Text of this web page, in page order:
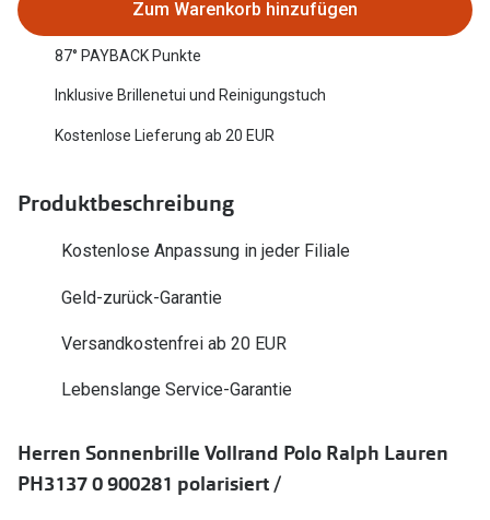
Back to School: 50% auf die zweite Kinderbrille
Trends
Oakley Meta
Brillentrends 2026
Gläser
Transitions Gläser
Alle
Zum Warenkorb hinzufügen
87° PAYBACK Punkte
Inklusive Brillenetui und Reinigungstuch
Kostenlose Lieferung ab 20 EUR
Produktbeschreibung
Kostenlose Anpassung in jeder Filiale
Geld-zurück-Garantie
Versandkostenfrei ab 20 EUR
Lebenslange Service-Garantie
Herren Sonnenbrille Vollrand Polo Ralph Lauren
PH3137 0 900281 polarisiert /